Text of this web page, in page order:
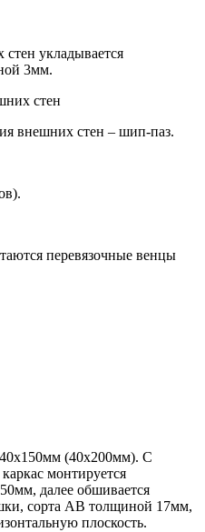
укладывается
3мм.
стен
внешних стен – шип-паз.
перевязочные венцы
(40х200мм). С
монтируется
далее обшивается
сорта АВ толщиной 17мм,
плоскость.